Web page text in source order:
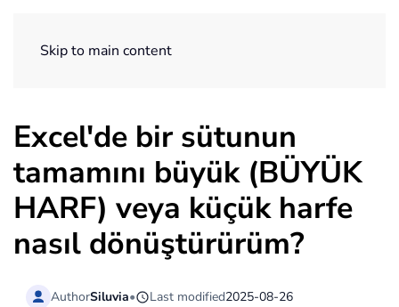
Skip to main content
Excel'de bir sütunun
tamamını büyük (BÜYÜK
HARF) veya küçük harfe
nasıl dönüştürürüm?
AuthorSiluvia• Last modified2025-08-26